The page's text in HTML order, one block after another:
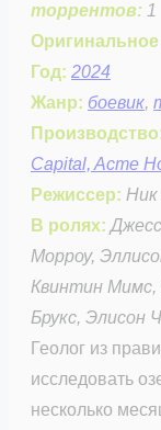
торрентов: 1
Оригинальное
Год: 2024
Жанр: боевик,
Capital, Acme
Режиссер:
В ролях:
Морроу,
Квинтин Мимс,
Брукс, Элисон
Геолог из
исследовать
несколько